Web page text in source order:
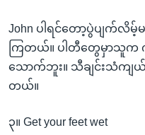
John ပါရင်တော့ပွဲပျက်
ကြတယ်။ ပါတီတွေမှာသူ
သောက်ဘူး။ သီချင်းသံက
တယ်။
၃။ Get your feet wet